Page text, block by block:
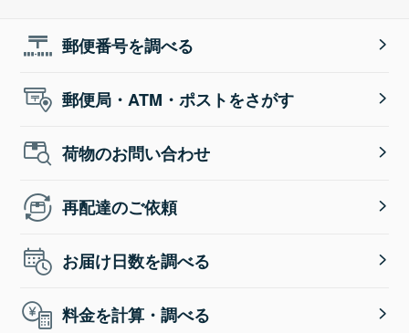
郵便番号を調べる
郵便局・ATM・ポストをさがす
荷物のお問い合わせ
再配達のご依頼
お届け日数を調べる
料金を計算・調べる